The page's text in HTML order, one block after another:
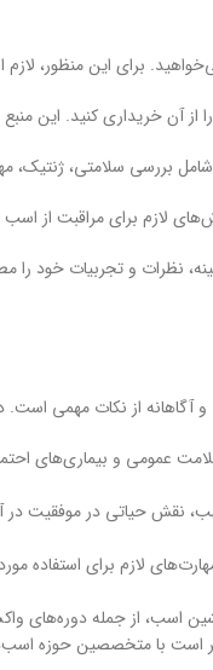
برای این منظور،
آن خریداری کنید. این
بررسی سلامتی،
لازم برای مراقبت از
نظرات و تجربیات خود را
از نکات مهمی است.
عمومی و بیماری‌های
نقش حیاتی در موفقیت
لازم برای استفاده
اسب، از جمله دوره‌های
است با متخصصین حوزه